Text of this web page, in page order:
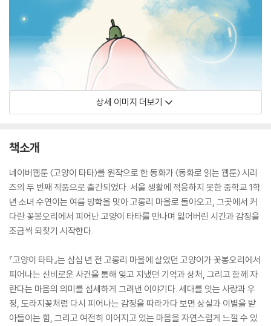
상세 이미지 더보기
책소개
네이버웹툰 〈고양이 타타〉를 원작으로 한 동화가 〈동화로 읽는 웹툰〉 시리
즈의 두 번째 작품으로 출간되었다. 서울 생활에 적응하지 못한 중학교 1학
년 소녀 수연이는 여름 방학을 맞아 고롱리 마을로 돌아오고, 그곳에서 커
다란 꽃봉오리에서 피어난 고양이 타타를 만나며 잃어버린 시간과 감정을
조금씩 되찾기 시작한다.
『고양이 타타』는 삼십 년 전 고롱리 마을에 살았던 고양이가 꽃봉오리에서
피어나는 신비로운 사건을 통해 잊고 지냈던 기억과 상처, 그리고 함께 자
란다는 마음의 의미를 섬세하게 그려낸 이야기다. 세대를 잇는 사랑과 우
정, 도라지꽃처럼 다시 피어나는 감정을 따라가다 보면 상실과 이별을 받
아들이는 힘, 그리고 여전히 이어지고 있는 마음을 자연스럽게 느낄 수 있